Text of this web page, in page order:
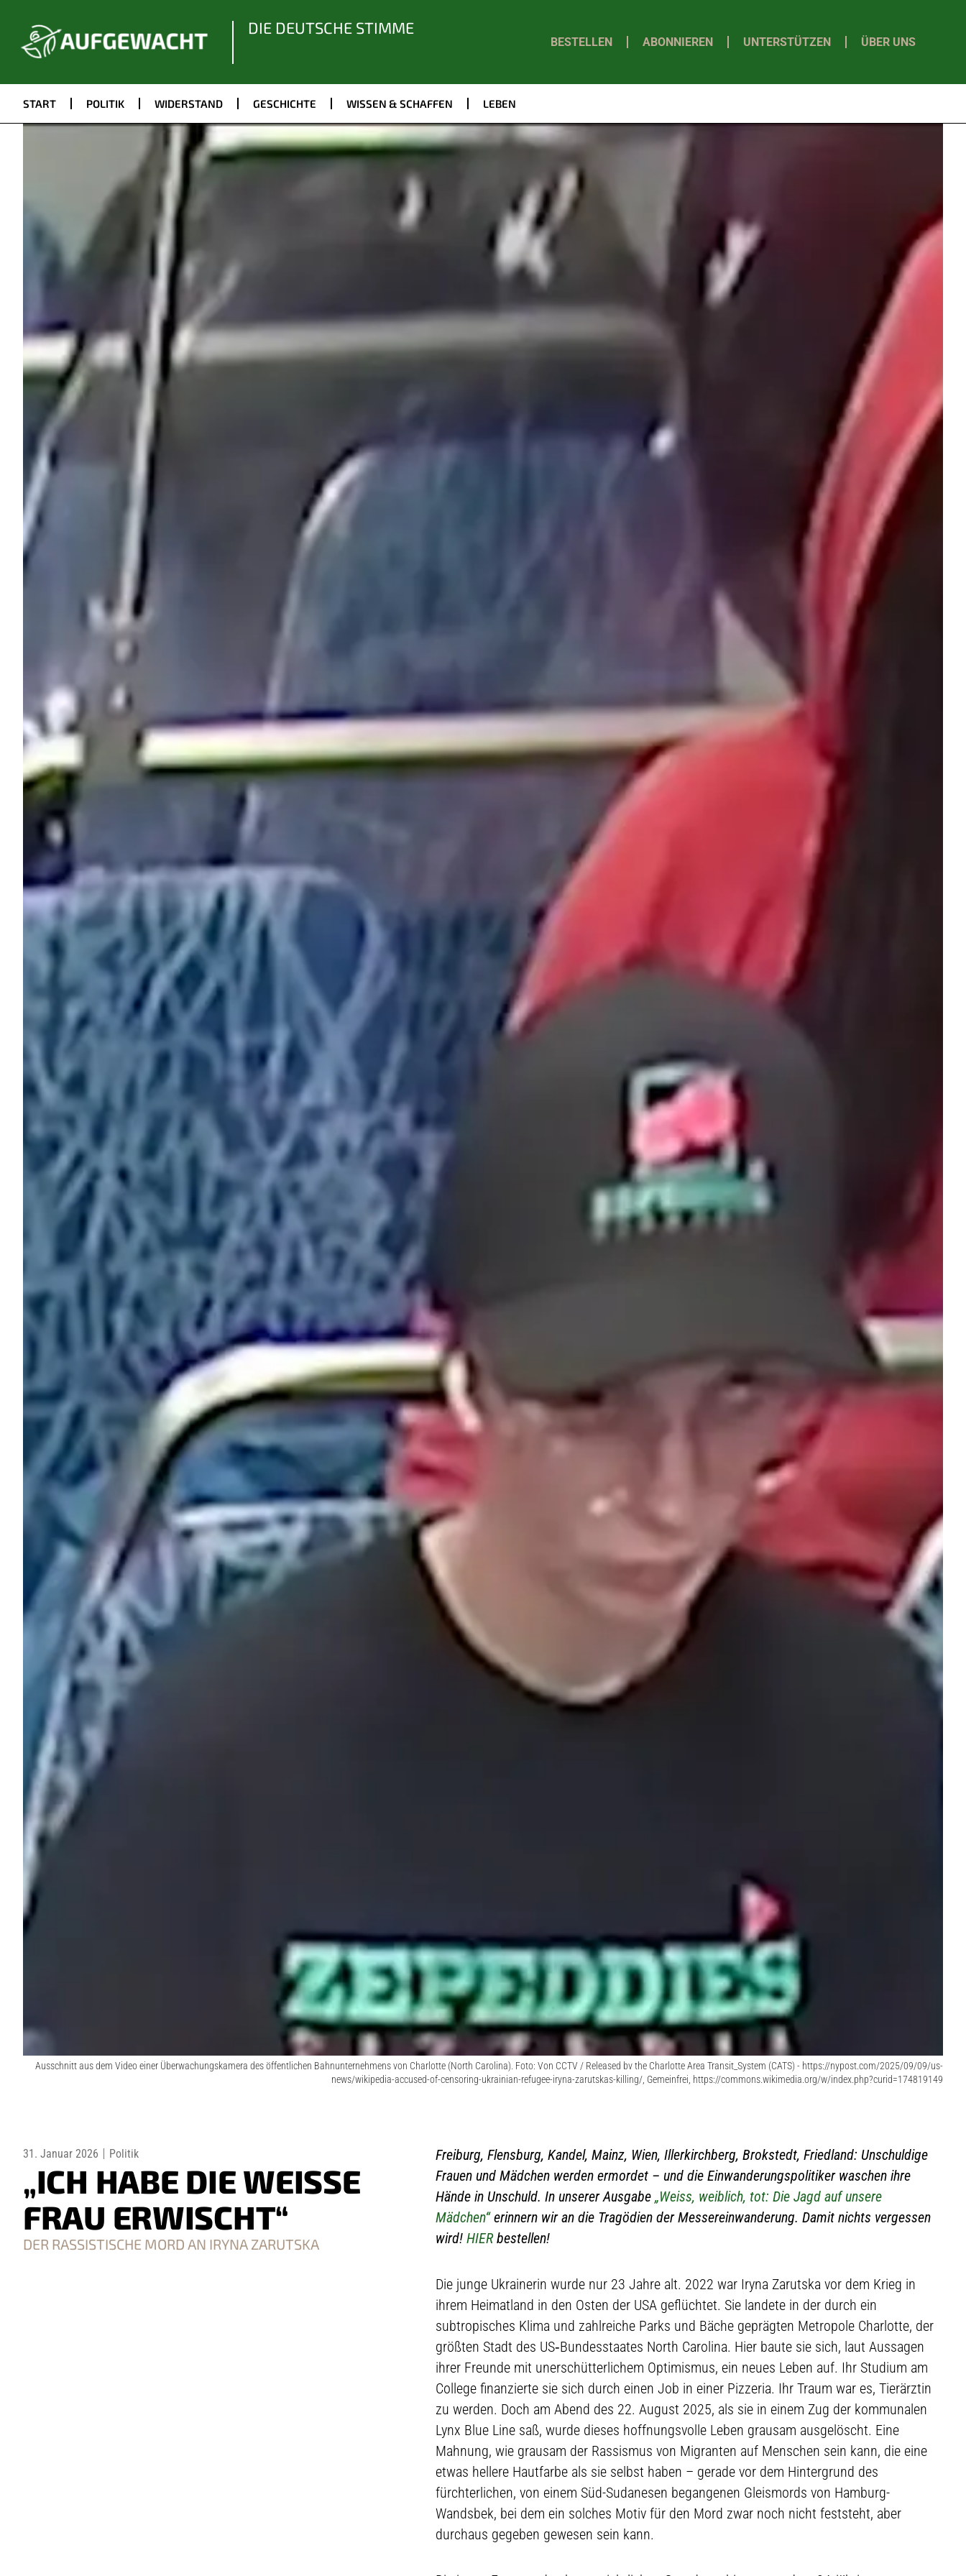
DIE DEUTSCHE STIMME
BESTELLEN ABONNIEREN UNTERSTÜTZEN ÜBER UNS
START POLITIK WIDERSTAND GESCHICHTE WISSEN & SCHAFFEN LEBEN
Ausschnitt aus dem Video einer Überwachungskamera des öffentlichen Bahnunternehmens von Charlotte (North Carolina). Foto: Von CCTV / Released bv the Charlotte Area Transit_System (CATS) - https://nypost.com/2025/09/09/us-
news/wikipedia-accused-of-censoring-ukrainian-refugee-iryna-zarutskas-killing/, Gemeinfrei, https://commons.wikimedia.org/w/index.php?curid=174819149
31. Januar 2026 Politik
„ICH HABE DIE WEISSE F
RAU ERWISCHT“
DER RASSISTISCHE MORD AN IRYNA ZARUTSKA
Freiburg, Flensburg, Kandel, Mainz, Wien, Illerkirchberg, Brokstedt, Friedland: Unschuldige
Frauen und Mädchen werden ermordet – und die Einwanderungspolitiker waschen ihre
Hände in Unschuld. In unserer Ausgabe „Weiss, weiblich, tot: Die Jagd auf unsere
Mädchen“erinnern wir an die Tragödien der Messereinwanderung. Damit nichts vergessen
wird! HIERbestellen!
Die junge Ukrainerin wurde nur 23 Jahre alt. 2022 war Iryna Zarutska vor dem Krieg in
ihrem Heimatland in den Osten der USA geflüchtet. Sie landete in der durch ein
subtropisches Klima und zahlreiche Parks und Bäche geprägten Metropole Charlotte, der
größten Stadt des US‑Bundesstaates North Carolina. Hier baute sie sich, laut Aussagen
ihrer Freunde mit unerschütterlichem Optimismus, ein neues Leben auf. Ihr Studium am
College finanzierte sie sich durch einen Job in einer Pizzeria. Ihr Traum war es, Tierärztin
zu werden. Doch am Abend des 22. August 2025, als sie in einem Zug der kommunalen
Lynx Blue Line saß, wurde dieses hoffnungsvolle Leben grausam ausgelöscht. Eine
Mahnung, wie grausam der Rassismus von Migranten auf Menschen sein kann, die eine
etwas hellere Hautfarbe als sie selbst haben – gerade vor dem Hintergrund des
fürchterlichen, von einem Süd-Sudanesen begangenen Gleismords von Hamburg-
Wandsbek, bei dem ein solches Motiv für den Mord zwar noch nicht feststeht, aber
durchaus gegeben gewesen sein kann.